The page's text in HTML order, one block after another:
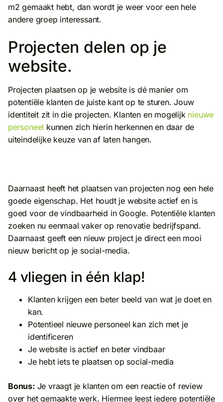
m2 gemaakt hebt, dan wordt je weer voor een hele
andere groep interessant.
Projecten delen op je
website.
Projecten plaatsen op je website is dé manier om
potentiële klanten de juiste kant op te sturen. Jouw
identiteit zit in die projecten. Klanten en mogelijk nieuwe
personeel kunnen zich hierin herkennen en daar de
uiteindelijke keuze van af laten hangen.
Daarnaast heeft het plaatsen van projecten nog een hele
goede eigenschap. Het houdt je website actief en is
goed voor de vindbaarheid in Google. Potentiële klanten
zoeken nu eenmaal vaker op renovatie bedrijfspand.
Daarnaast geeft een nieuw project je direct een mooi
nieuw bericht op je social-media.
4 vliegen in één klap!
Klanten krijgen een beter beeld van wat je doet en
kan.
Potentieel nieuwe personeel kan zich met je
identificeren
Je website is actief en beter vindbaar
Je hebt iets te plaatsen op social-media
Bonus: Je vraagt je klanten om een reactie of review
over het gemaakte werk. Hiermee leest iedere potentiële